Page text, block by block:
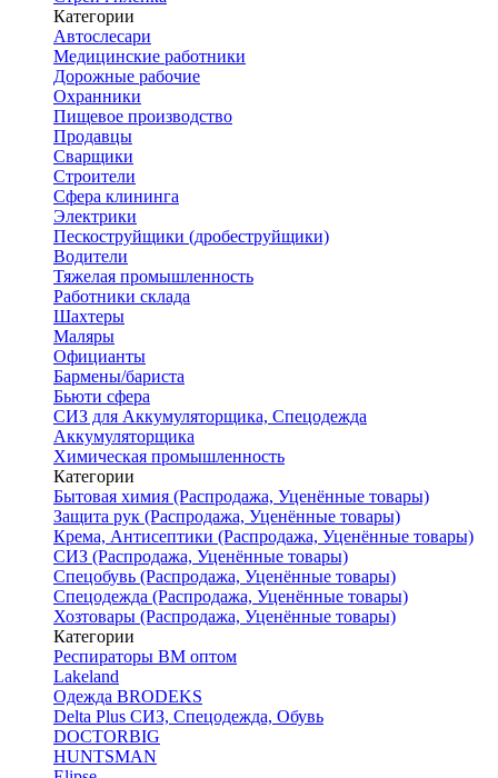
Категории
Автослесари
Медицинские работники
Дорожные рабочие
Охранники
Пищевое производство
Продавцы
Сварщики
Строители
Сфера клининга
Электрики
Пескоструйщики (дробеструйщики)
Водители
Тяжелая промышленность
Работники склада
Шахтеры
Маляры
Официанты
Бармены/бариста
Бьюти сфера
СИЗ для Аккумуляторщика, Спецодежда
Аккумуляторщика
Химическая промышленность
Категории
Бытовая химия (Распродажа, Уценённые товары)
Защита рук (Распродажа, Уценённые товары)
Крема, Антисептики (Распродажа, Уценённые товары)
СИЗ (Распродажа, Уценённые товары)
Спецобувь (Распродажа, Уценённые товары)
Спецодежда (Распродажа, Уценённые товары)
Хозтовары (Распродажа, Уценённые товары)
Категории
Респираторы ВМ оптом
Lakeland
Одежда BRODEKS
Delta Plus СИЗ, Спецодежда, Обувь
DOCTORBIG
HUNTSMAN